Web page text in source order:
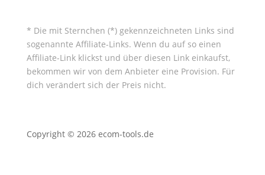
* Die mit Sternchen (*) gekennzeichneten Links sind
sogenannte Affiliate-Links. Wenn du auf so einen
Affiliate-Link klickst und über diesen Link einkaufst,
bekommen wir von dem Anbieter eine Provision. Für
dich verändert sich der Preis nicht.
Copyright © 2026 ecom-tools.de